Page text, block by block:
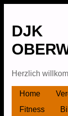
DJK
Herzlich
Skip
to
Home
Fitness